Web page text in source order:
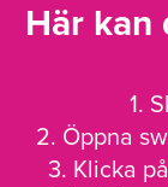
Här
1.
2. Öppna
3. Klicka